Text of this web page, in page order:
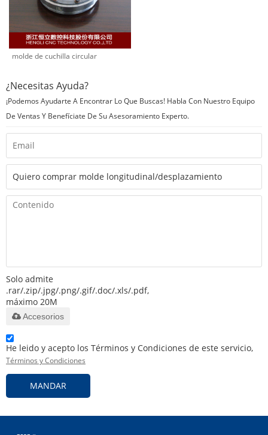
molde de cuchilla circular
¿Necesitas Ayuda?
¡Podemos Ayudarte A Encontrar Lo Que Buscas! Habla Con Nuestro Equipo
De Ventas Y Benefíciate De Su Asesoramiento Experto.
Solo admite
.rar/.zip/.jpg/.png/.gif/.doc/.xls/.pdf,
máximo 20M
Accesorios
He leido y acepto los Términos y Condiciones de este servicio,
Términos y Condiciones
MANDAR